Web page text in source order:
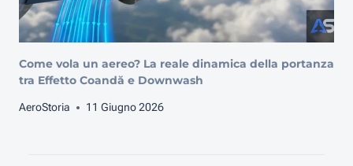
Come vola un aereo? La reale dinamica della portanza
tra Effetto Coandă e Downwash
AeroStoria 11 Giugno 2026